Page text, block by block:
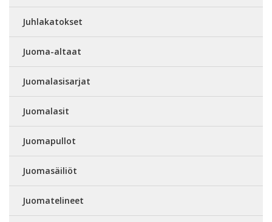
Juhlakatokset
Juoma-altaat
Juomalasisarjat
Juomalasit
Juomapullot
Juomasäiliöt
Juomatelineet